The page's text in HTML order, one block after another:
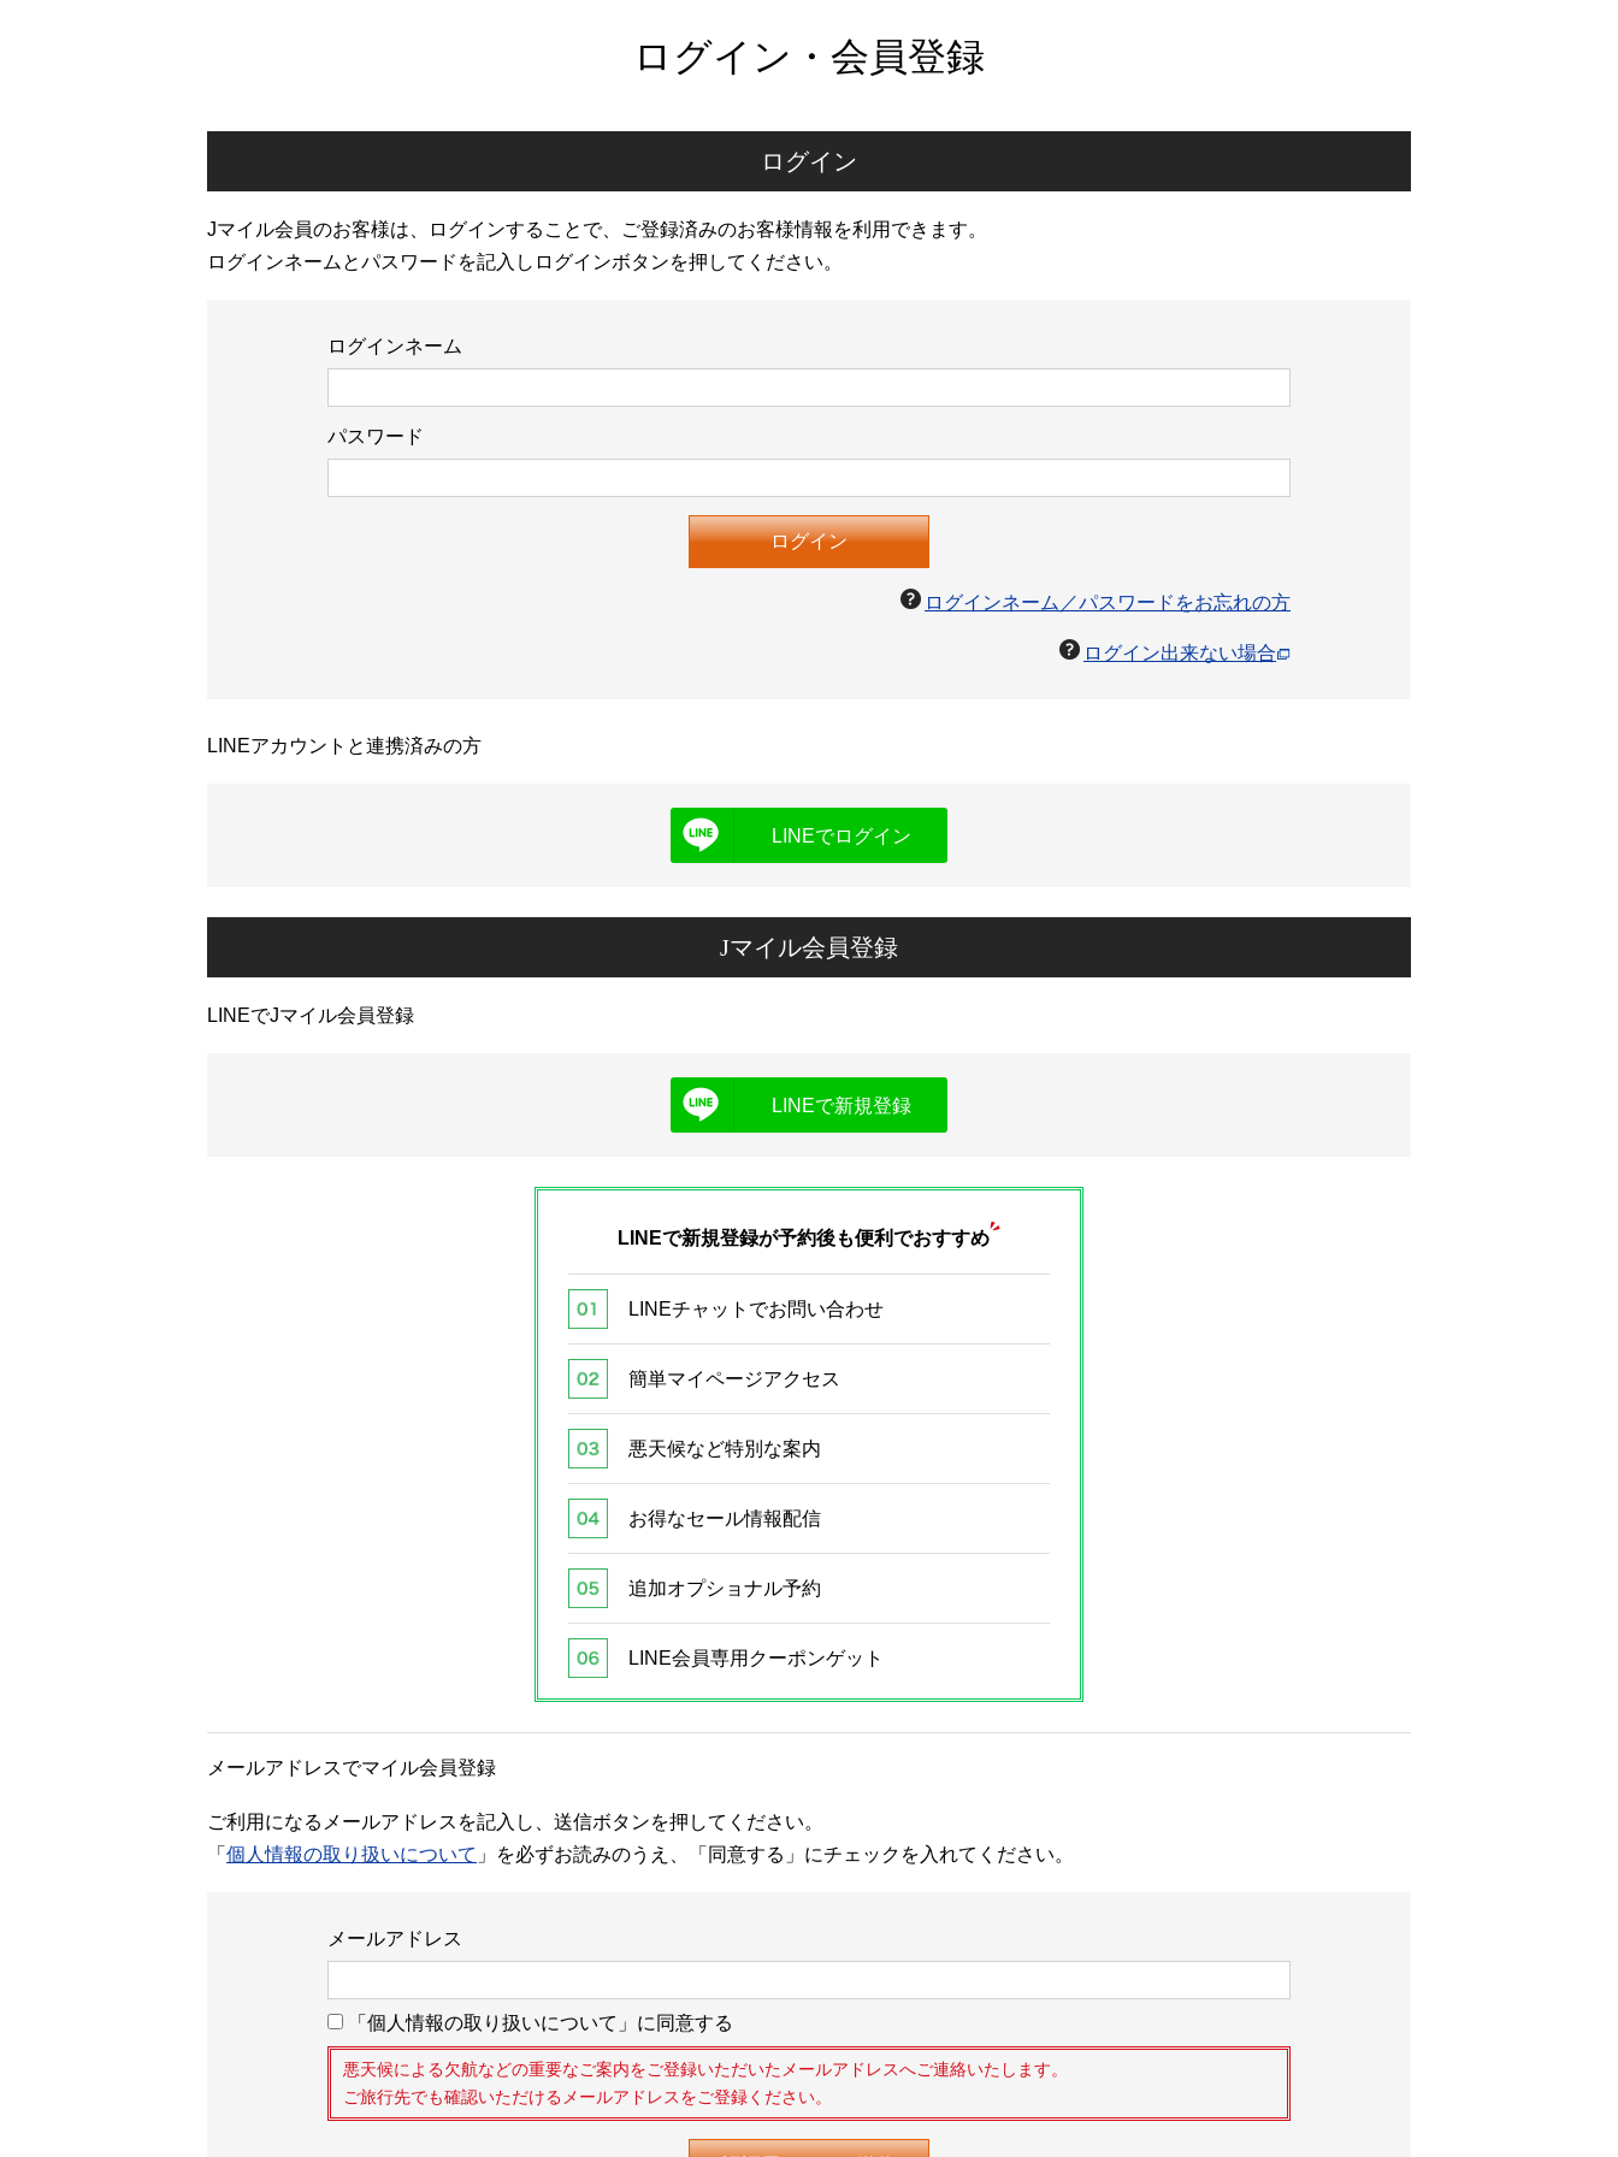
ログイン・会員登録
ログイン
Jマイル会員のお客様は、ログインすることで、ご登録済みのお客様情報を利用できます。
ログインネームとパスワードを記入しログインボタンを押してください。
ログインネーム
パスワード
ログインネーム／パスワードをお忘れの方
ログイン出来ない場合
LINEアカウントと連携済みの方
LINEでログイン
Jマイル会員登録
LINEでJマイル会員登録
LINEで新規登録
LINEで新規登録が予約後も便利でおすすめ
LINEチャットでお問い合わせ
簡単マイページアクセス
悪天候など特別な案内
お得なセール情報配信
追加オプショナル予約
LINE会員専用クーポンゲット
メールアドレスでマイル会員登録
ご利用になるメールアドレスを記入し、送信ボタンを押してください。
「 個人情報の取り扱いについて 」を必ずお読みのうえ、「同意する」にチェックを入れてください。
メールアドレス
「個人情報の取り扱いについて」に同意する
悪天候による欠航などの重要なご案内をご登録いただいたメールアドレスへご連絡いたします。
ご旅行先でも確認いただけるメールアドレスをご登録ください。